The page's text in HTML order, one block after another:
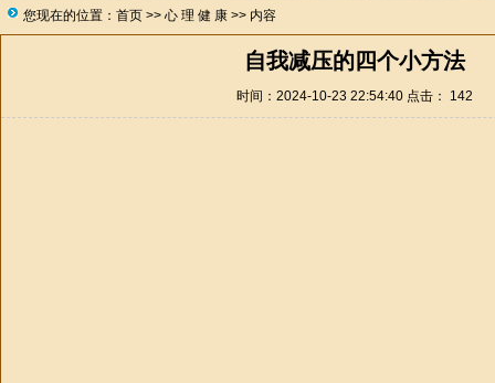
您现在的位置： 首页 >> 心 理 健 康 >> 内容
自我减压的四个小方法
时间：2024-10-23 22:54:40 点击： 142